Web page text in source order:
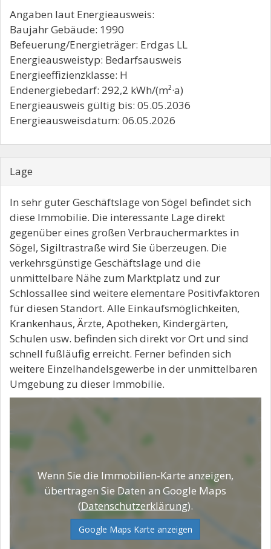
Angaben laut Energieausweis:
Baujahr Gebäude: 1990
Befeuerung/Energieträger: Erdgas LL
Energieausweistyp: Bedarfsausweis
Energieeffizienzklasse: H
Endenergiebedarf: 292,2 kWh/(m²·a)
Energieausweis gültig bis: 05.05.2036
Energieausweisdatum: 06.05.2026
Lage
In sehr guter Geschäftslage von Sögel befindet sich
diese Immobilie. Die interessante Lage direkt
gegenüber eines großen Verbrauchermarktes in
Sögel, Sigiltrastraße wird Sie überzeugen. Die
verkehrsgünstige Geschäftslage und die
unmittelbare Nähe zum Marktplatz und zur
Schlossallee sind weitere elementare Positivfaktoren
für diesen Standort. Alle Einkaufsmöglichkeiten,
Krankenhaus, Ärzte, Apotheken, Kindergärten,
Schulen usw. befinden sich direkt vor Ort und sind
schnell fußläufig erreicht. Ferner befinden sich
weitere Einzelhandelsgewerbe in der unmittelbaren
Umgebung zu dieser Immobilie.
Wenn Sie die Immobilien-Karte anzeigen,
übertragen Sie Daten an Google Maps
(Datenschutzerklärung).
Google Maps Karte anzeigen